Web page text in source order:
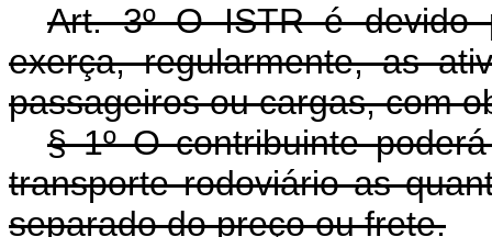
Art. 3º O ISTR é devido
exerça, regularmente, as
passageiros ou cargas, com
§ 1º O contribuinte
transporte rodoviário as
separado do preço ou frete.